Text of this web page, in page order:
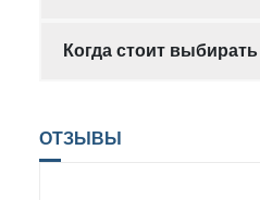
Когда стоит
ОТЗЫВЫ